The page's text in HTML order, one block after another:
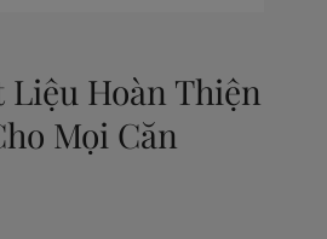
Liệu Hoàn Thiện
Mọi Căn